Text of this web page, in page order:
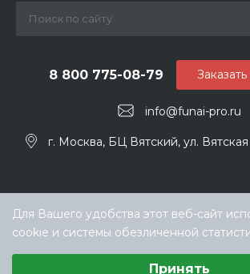
info@funai-pro.ru
8 800 775-08-79
г. Москва, БЦ Вятский, ул.
Для Вашего удобства этот веб-сайт
cookie и системы обезличенной
Принять